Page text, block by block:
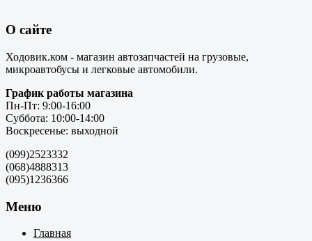
О сайте
Ходовик.ком - магазин автозапчастей на грузовые,
микроавтобусы и легковые автомобили.
График работы магазина
Пн-Пт: 9:00-16:00
Суббота: 10:00-14:00
Воскресенье: выходной
(099)2523332
(068)4888313
(095)1236366
Меню
Главная